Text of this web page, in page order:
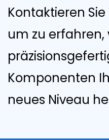
Kontaktieren
um zu erfahren,
Komponenten
neues Niveau